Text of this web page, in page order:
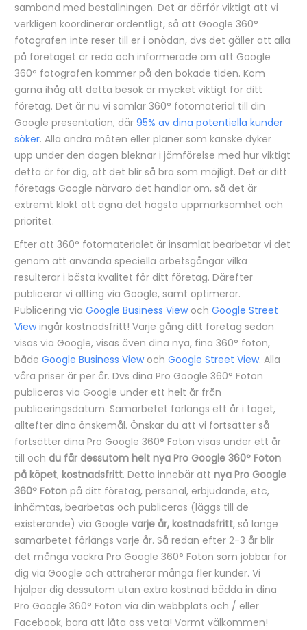
samband med beställningen. Det är därför viktigt att vi
verkligen koordinerar ordentligt, så att Google 360°
fotografen inte reser till er i onödan, dvs det gäller att alla
på företaget är redo och informerade om att Google
360° fotografen kommer på den bokade tiden. Kom
gärna ihåg att detta besök är mycket viktigt för ditt
företag. Det är nu vi samlar 360° fotomaterial till din
Google presentation, där 95% av dina potentiella kunder
söker. Alla andra möten eller planer som kanske dyker
upp under den dagen bleknar i jämförelse med hur viktigt
detta är för dig, att det blir så bra som möjligt. Det är ditt
företags Google närvaro det handlar om, så det är
extremt klokt att ägna det högsta uppmärksamhet och
prioritet.
Efter att 360° fotomaterialet är insamlat bearbetar vi det
genom att använda speciella arbetsgångar vilka
resulterar i bästa kvalitet för ditt företag. Därefter
publicerar vi allting via Google, samt optimerar.
Publicering via Google Business Viewoch Google Street
Viewingår kostnadsfritt! Varje gång ditt företag sedan
visas via Google, visas även dina nya, fina 360° foton,
både Google Business Viewoch Google Street View. Alla
våra priser är per år. Dvs dina Pro Google 360° Foton
publiceras via Google under ett helt år från
publiceringsdatum. Samarbetet förlängs ett år i taget,
alltefter dina önskemål. Önskar du att vi fortsätter så
fortsätter dina Pro Google 360° Foton visas under ett år
till och du får dessutom helt nya Pro Google 360° Foton
på köpet, kostnadsfritt. Detta innebär att nya Pro Google
360° Foton på ditt företag, personal, erbjudande, etc,
inhämtas, bearbetas och publiceras (läggs till de
existerande) via Google varje år, kostnadsfritt, så länge
samarbetet förlängs varje år. Så redan efter 2-3 år blir
det många vackra Pro Google 360° Foton som jobbar för
dig via Google och attraherar många fler kunder. Vi
hjälper dig dessutom utan extra kostnad bädda in dina
Pro Google 360° Foton via din webbplats och / eller
Facebook, bara att låta oss veta! Varmt välkommen!